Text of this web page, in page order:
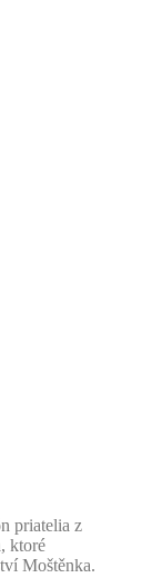
priatelia z
ktoré
Moštěnka.